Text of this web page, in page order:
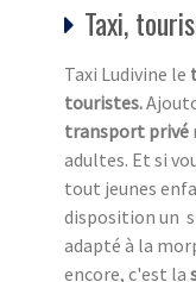
Taxi,
Taxi Ludivine le
touristes.
transport privé
adultes. Et si
tout jeunes
disposition un
adapté à la
encore, c'est la